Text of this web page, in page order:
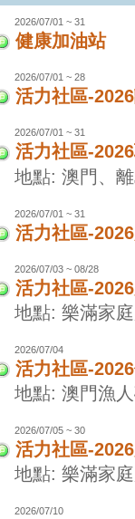
2026/07/01 ~ 31
健康加油站
2026/07/01 ~ 28
活力社區-
2026/07/01 ~ 31
活力社區-
地點: 澳門、
2026/07/01 ~ 31
活力社區-
2026/07/03 ~ 08/28
活力社區-
地點: 樂滿家
2026/07/04
活力社區-
地點: 澳門漁
2026/07/05 ~ 30
活力社區-
地點: 樂滿家
2026/07/10